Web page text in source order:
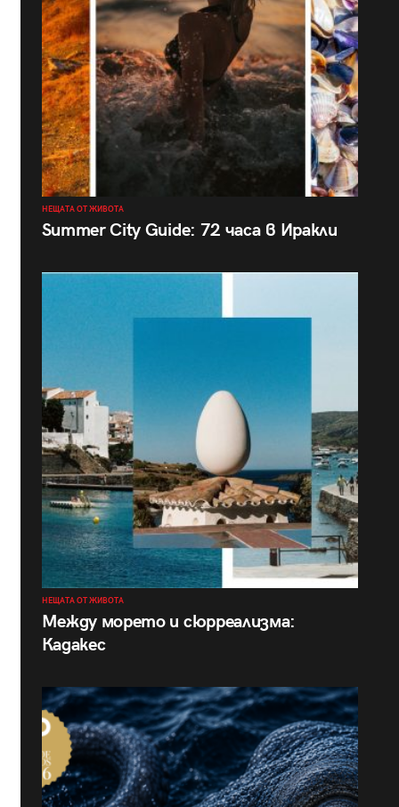
НЕЩАТА ОТ ЖИВОТА
Summer City Guide: 72 часа в Иракли
НЕЩАТА ОТ ЖИВОТА
Между морето и сюрреализма:
Кадакес